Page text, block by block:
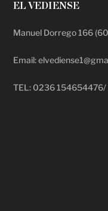
EL VEDIENSE
Manuel Dorrego 166
Email:
TEL: 0236